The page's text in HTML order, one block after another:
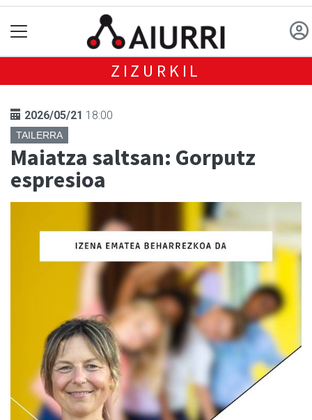
ZIZURKIL
2026/05/21 18:00
TAILERRA
Maiatza saltsan: Gorputz
espresioa